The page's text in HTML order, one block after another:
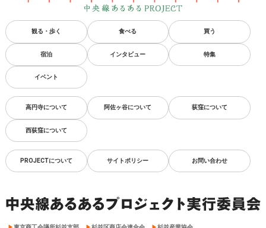
観る・歩く 食べる 買う
宿泊 インタビュー 特集
イベント
高円寺について 阿佐ヶ谷について 荻窪について
西荻窪について
PROJECTについて サイトポリシー お問い合わせ